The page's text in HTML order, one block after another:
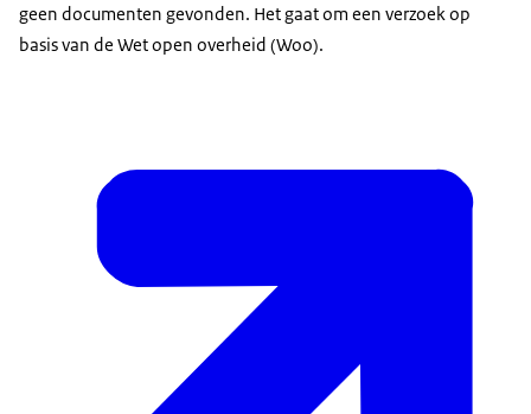
geen documenten gevonden. Het gaat om een verzoek op
basis van de Wet open overheid (Woo).